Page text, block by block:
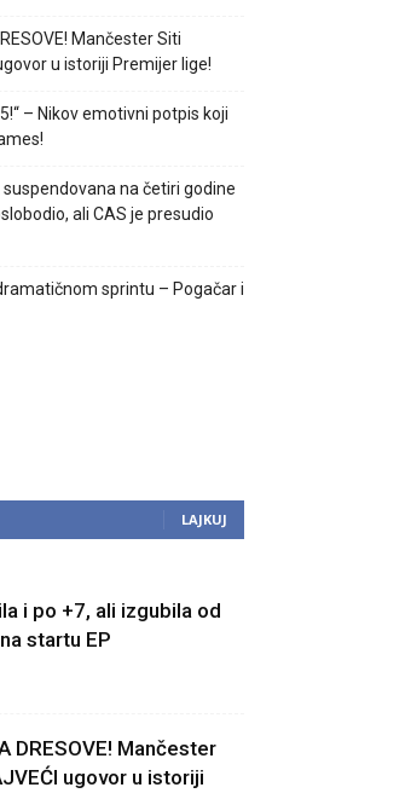
Mančester Siti
u istoriji Premijer lige!
– Nikov emotivni potpis koji
na četiri godine
ali CAS je presudio
sprintu – Pogačar i
LAJKUJ
i po +7, ali izgubila od
startu EP
DRESOVE! Mančester
ugovor u istoriji